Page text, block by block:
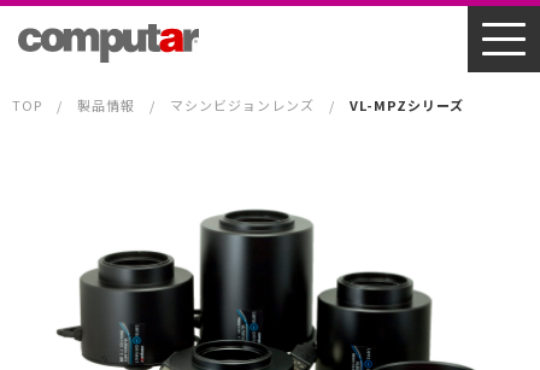
TOP 製品情報 マシンビジョンレンズ VL-MPZシリーズ